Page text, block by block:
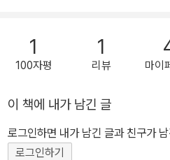
1
100자평
1
리뷰 마이
이 책에 내가 남긴 글
로그인하면 내가 남긴 글과 친구가
로그인하기